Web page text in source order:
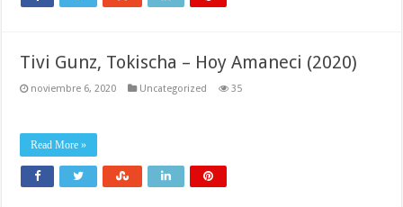
Tivi Gunz, Tokischa – Hoy Amaneci (2020)
noviembre 6, 2020 Uncategorized 35
Read More »